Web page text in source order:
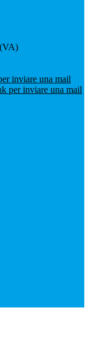
inviare una mail
per inviare una mail